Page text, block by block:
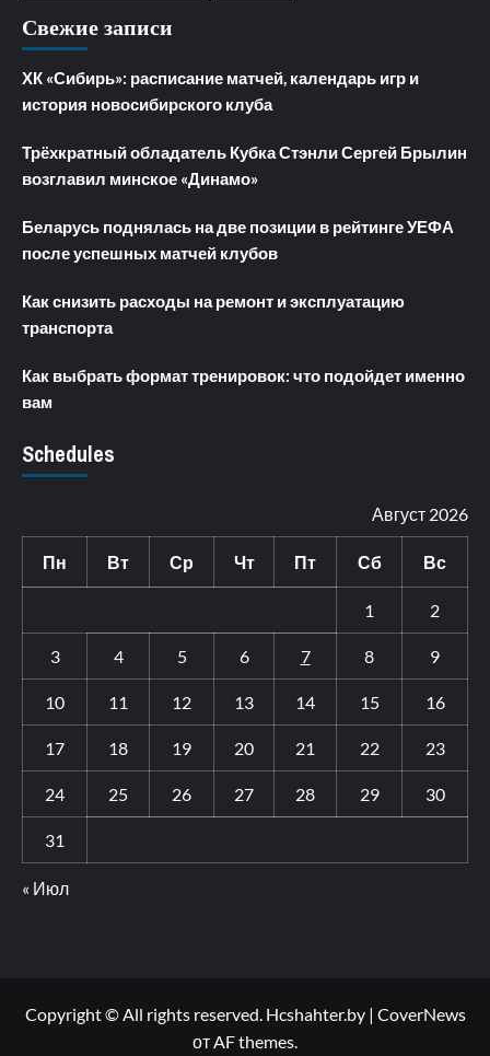
Свежие записи
ХК «Сибирь»: расписание матчей, календарь игр и
история новосибирского клуба
Трёхкратный обладатель Кубка Стэнли Сергей Брылин
возглавил минское «Динамо»
Беларусь поднялась на две позиции в рейтинге УЕФА
после успешных матчей клубов
Как снизить расходы на ремонт и эксплуатацию
транспорта
Как выбрать формат тренировок: что подойдет именно
вам
Schedules
Август 2026
Пн Вт Ср Чт Пт Сб Вс
1 2
3 4 5 6 7 8 9
10 11 12 13 14 15 16
17 18 19 20 21 22 23
24 25 26 27 28 29 30
31
« Июл
Copyright © All rights reserved. Hcshahter.by | CoverNews
от AF themes.